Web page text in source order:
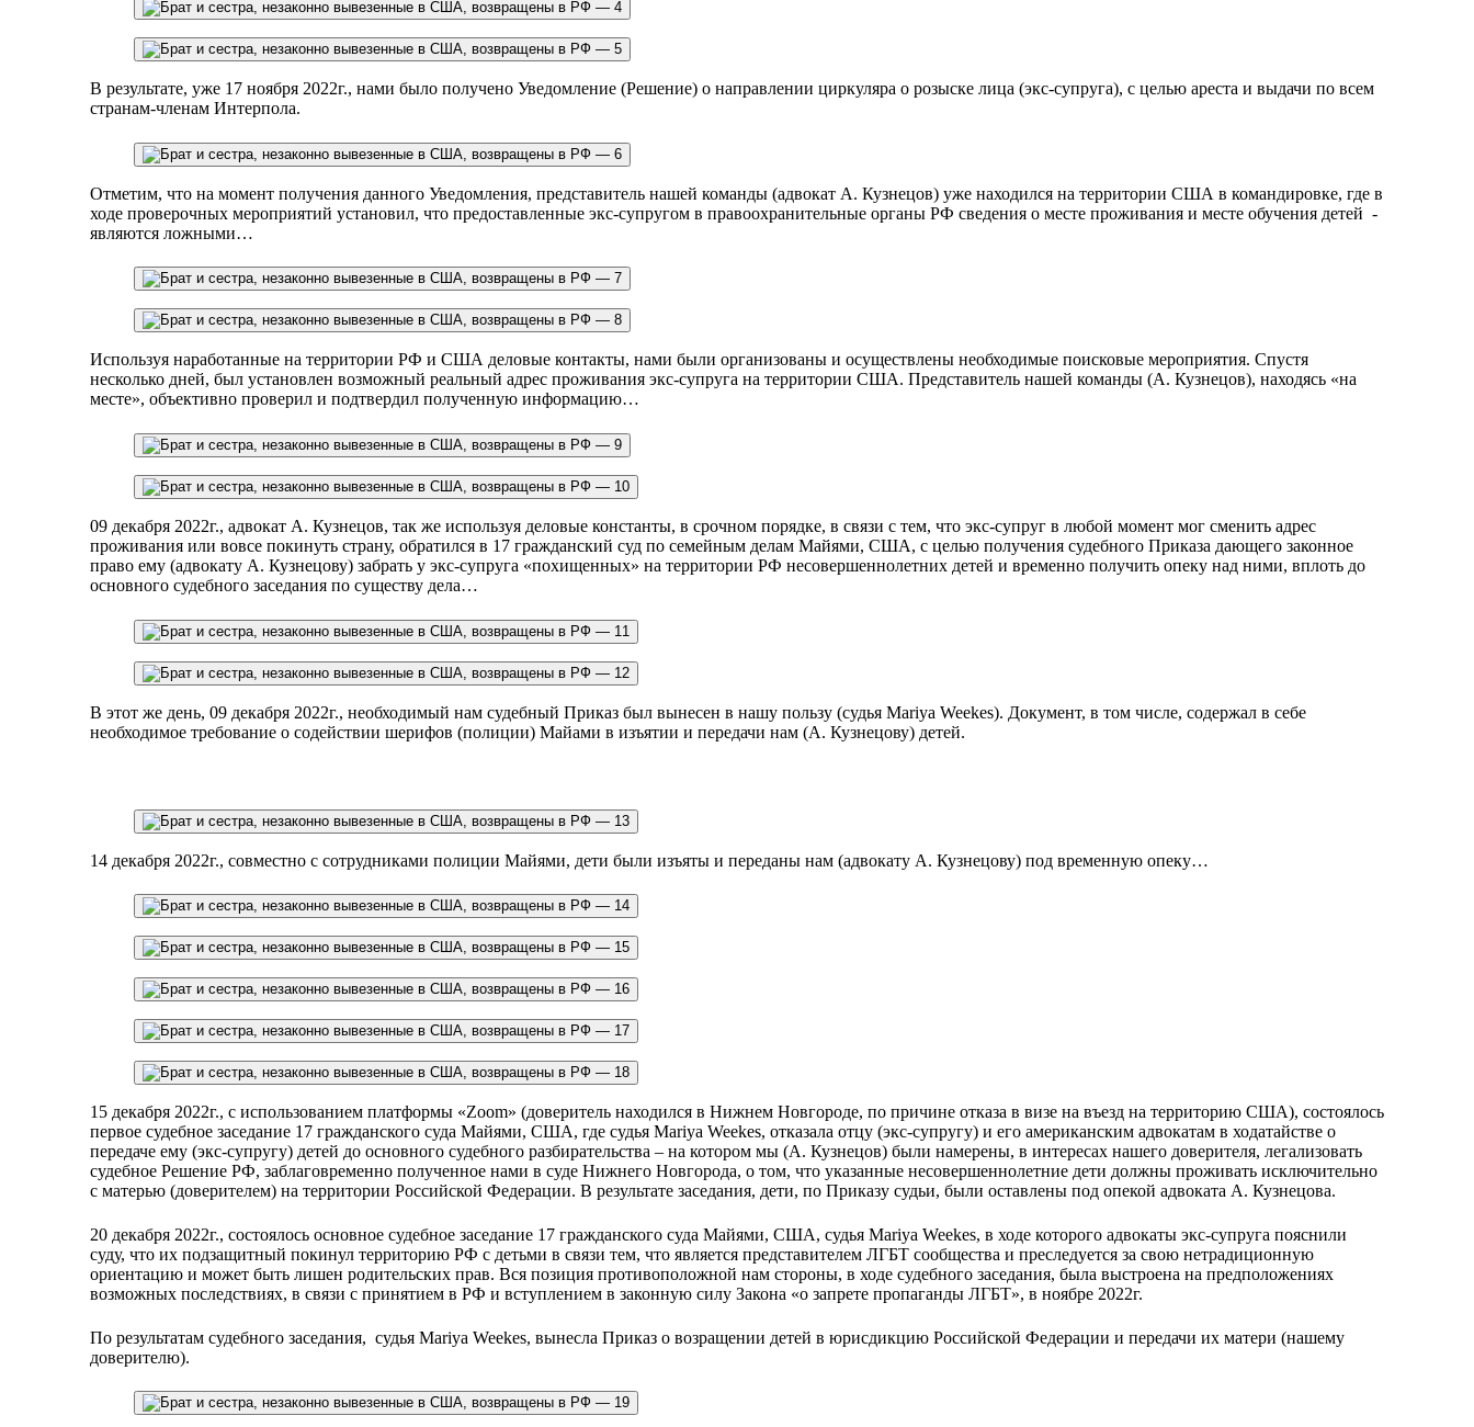
В результате, уже 17 ноября 2022г., нами было получено Уведомление (Решение) о направлении циркуляра о розыске лица (экс-супруга), с целью ареста и выдачи по всем
странам-членам Интерпола. ​
Отметим, что на момент получения данного Уведомления, представитель нашей команды (адвокат А. Кузнецов) уже находился на территории США в командировке, где в
ходе проверочных мероприятий установил, что предоставленные экс-супругом в правоохранительные органы РФ сведения о месте проживания и месте обучения детей ​ -
являются ложными…
Используя наработанные на территории РФ и США деловые контакты, нами были организованы и осуществлены необходимые поисковые мероприятия. Спустя
несколько дней, был установлен возможный реальный адрес проживания экс-супруга на территории США. Представитель нашей команды (А. Кузнецов), находясь «на
месте», объективно проверил и подтвердил полученную информацию… ​ ​ ​
09 декабря 2022г., адвокат А. Кузнецов, так же используя деловые константы, в срочном порядке, в связи с тем, что экс-супруг в любой момент мог сменить адрес
проживания или вовсе покинуть страну, обратился в 17 гражданский суд по семейным делам Майями, США, с целью получения судебного Приказа дающего законное
право ему (адвокату А. Кузнецову) забрать у экс-супруга «похищенных» на территории РФ несовершеннолетних детей и временно получить опеку над ними, вплоть до​ ​
основного судебного заседания по существу дела… ​
В этот же день, 09 декабря 2022г., необходимый нам судебный Приказ был вынесен в нашу пользу (судья Mariya Weekes). Документ, в том числе, содержал в себе
необходимое требование о содействии шерифов (полиции) Майами в изъятии и передачи нам (А. Кузнецову) детей.
14 декабря 2022г., совместно с сотрудниками полиции Майями, дети были изъяты и переданы нам (адвокату А. Кузнецову) под временную опеку…
15 декабря 2022г., с использованием платформы «Zoom» (доверитель находился в Нижнем Новгороде, по причине отказа в визе на въезд на территорию США), состоялось
первое судебное заседание 17 гражданского суда Майями, США, где судья Mariya Weekes, отказала отцу (экс-супругу) и его американским адвокатам в ходатайстве о
передаче ему (экс-супругу) детей до основного судебного разбирательства – на котором мы (А. Кузнецов) были намерены, в интересах нашего доверителя, легализовать
судебное Решение РФ, заблаговременно полученное нами в суде Нижнего Новгорода, о том, что указанные несовершеннолетние дети должны проживать исключительно
с матерью (доверителем) на территории Российской Федерации. В результате заседания, дети, по Приказу судьи, были оставлены под опекой адвоката А. Кузнецова. ​ ​
20 декабря 2022г., состоялось основное судебное заседание 17 гражданского суда Майями, США, судья Mariya Weekes, в ходе которого адвокаты экс-супруга пояснили
суду, что их подзащитный покинул территорию РФ с детьми в связи тем, что является представителем ЛГБТ сообщества и преследуется за свою нетрадиционную
ориентацию и может быть лишен родительских прав. Вся позиция противоположной нам стороны, в ходе судебного заседания, была выстроена на предположениях
возможных последствиях, в связи с принятием в РФ и вступлением в законную силу Закона «о запрете пропаганды ЛГБТ», в ноябре 2022г.
По результатам судебного заседания, ​ судья Mariya Weekes, вынесла Приказ о возращении детей в юрисдикцию Российской Федерации и передачи их матери (нашему
доверителю).